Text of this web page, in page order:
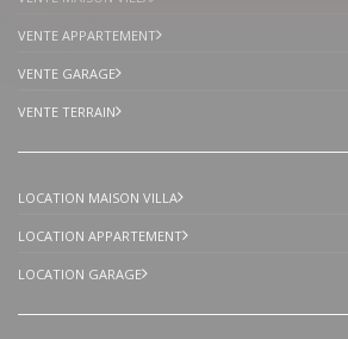
VENTE APPARTEMENT
VENTE GARAGE
VENTE TERRAIN
LOCATION MAISON VILLA
LOCATION APPARTEMENT
LOCATION GARAGE